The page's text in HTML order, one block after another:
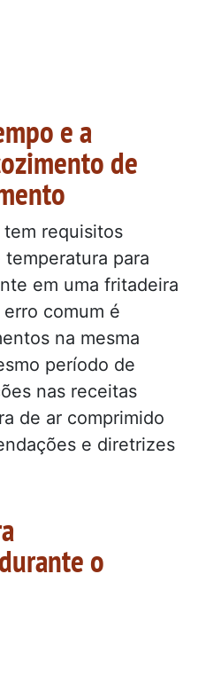
e a
de
requisitos
para
em uma fritadeira
comum é
na mesma
período de
nas receitas
de ar comprimido
e diretrizes
o